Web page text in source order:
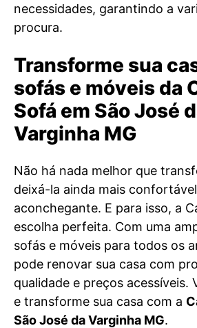
necessidades, garantindo a
procura.
Transforme sua
sofás e móveis da
Sofá em São José
Varginha MG
Não há nada melhor que
deixá-la ainda mais
aconchegante. E para isso, a
escolha perfeita. Com uma
sofás e móveis para todos os
pode renovar sua casa com
qualidade e preços acessíveis.
e transforme sua casa com a
São José da Varginha MG.